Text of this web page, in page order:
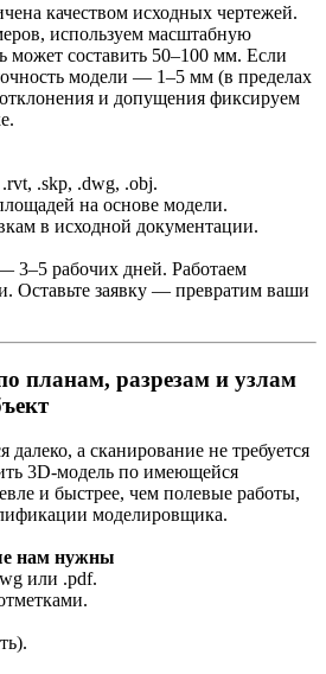
качеством исходных чертежей.
используем масштабную
составить 50–100 мм. Если
модели — 1–5 мм (в пределах
и допущения фиксируем
.skp, .dwg, .obj.
на основе модели.
в исходной документации.
3–5 рабочих дней. Работаем
Оставьте заявку — превратим ваши
планам, разрезам и узлам
далеко, а сканирование не требуется
3D-модель по имеющейся
и быстрее, чем полевые работы,
моделировщика.
нам нужны
или .pdf.